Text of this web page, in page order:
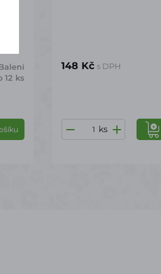
12 ks
148 Kč s DPH
ks